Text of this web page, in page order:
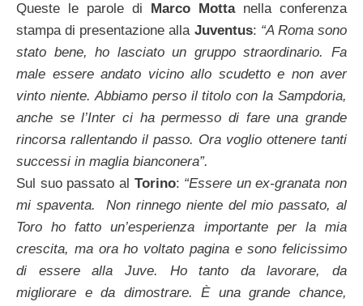
Queste le parole di Marco Motta nella conferenza
stampa di presentazione allaJuventus: “A Roma sono
stato bene, ho lasciato un gruppo straordinario. Fa
male essere andato vicino allo scudetto e non aver
vinto niente. Abbiamo perso il titolo con la Sampdoria,
anche se l’Inter ci ha permesso di fare una grande
rincorsa rallentando il passo. Ora voglio ottenere tanti
successi in maglia bianconera”.
Sul suo passato al Torino: “Essere un ex-granata non
mi spaventa. Non rinnego niente del mio passato, al
Toro ho fatto un’esperienza importante per la mia
crescita, ma ora ho voltato pagina e sono felicissimo
di essere alla Juve. Ho tanto da lavorare, da
migliorare e da dimostrare. È una grande chance,